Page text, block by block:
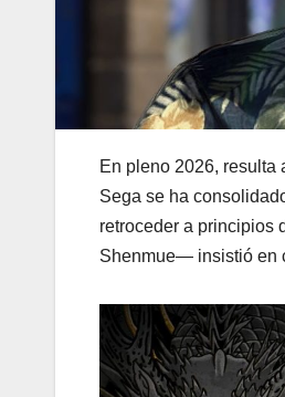
En pleno 2026, resulta
Sega se ha
retroceder a principios
Shenmue— insistió en